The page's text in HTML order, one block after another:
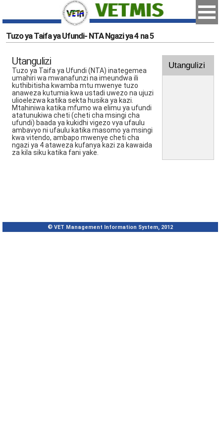
Tuzo ya Taifa ya Ufundi- NTA Ngazi ya 4 na 5
Utangulizi
Tuzo ya Taifa ya Ufundi (NTA) inategemea
umahiri wa mwanafunzi na imeundwa ili
kuthibitisha kwamba mtu mwenye tuzo
anaweza kutumia kwa ustadi uwezo na ujuzi
ulioelezwa katika sekta husika ya kazi.
Mtahiniwa katika mfumo wa elimu ya ufundi
atatunukiwa cheti (cheti cha msingi cha
ufundi) baada ya kukidhi vigezo vya ufaulu
ambavyo ni ufaulu katika masomo ya msingi
kwa vitendo, ambapo mwenye cheti cha
ngazi ya 4 ataweza kufanya kazi za kawaida
za kila siku katika fani yake.
Utangulizi
© VET Management Information System, 2012